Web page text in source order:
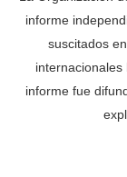
informe
suscitados
informe fue